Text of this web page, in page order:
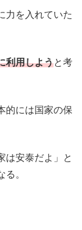
力を入れていた
利用しようと考
的には国家の保
は安泰だよ」と
。